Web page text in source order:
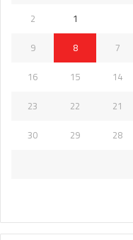
1
2
7
8
9
14
15
16
21
22
23
28
29
30